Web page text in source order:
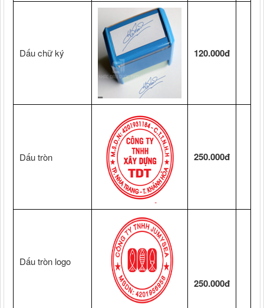
Dấu chữ ký 120.000đ
Dấu tròn 250.000đ
Dấu tròn logo
250.000đ